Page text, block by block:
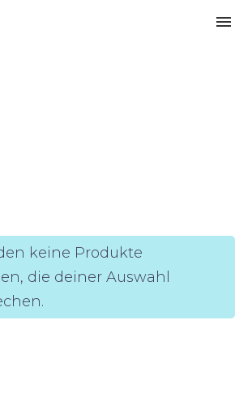
keine Produkte
die deiner Auswahl